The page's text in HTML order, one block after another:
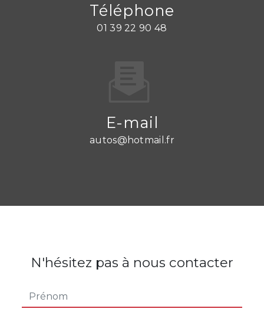
Téléphone
01 39 22 90 48
E-mail
autos@hotmail.fr
N'hésitez pas à nous contacter